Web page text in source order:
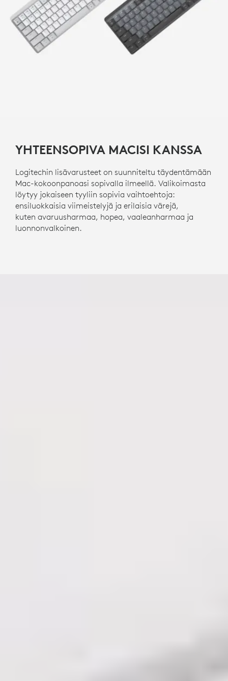
YHTEENSOPIVA MACISI KANSSA
Logitechin lisävarusteet on suunniteltu täydentämään
Mac-kokoonpanoasi sopivalla ilmeellä. Valikoimasta
löytyy jokaiseen tyyliin sopivia vaihtoehtoja:
ensiluokkaisia viimeistelyjä ja erilaisia värejä,
kuten avaruusharmaa, hopea, vaaleanharmaa ja
luonnonvalkoinen.